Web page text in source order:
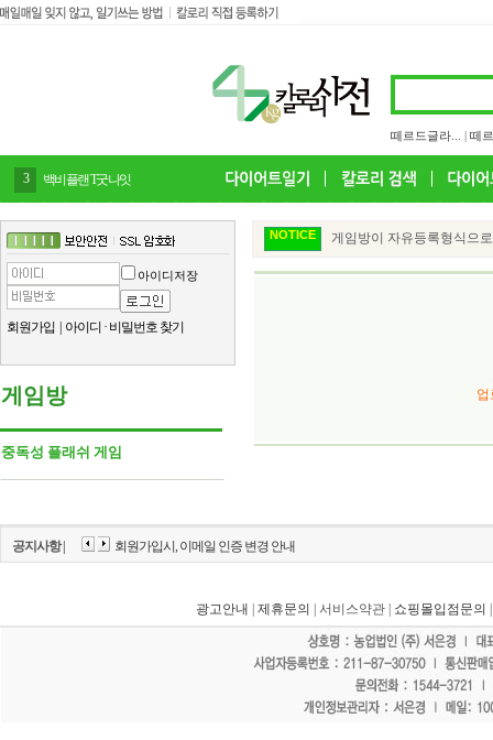
떼르드글라... 떼
4 감말랭이
아이디저장
회원가입 아이디 · 비밀번호 찾기
게임방
중독성 플래쉬 게임
NOTICE 게임방이 자유등록형식으
업
공지사항 | 회원가입시, 이메일 인증 변경 안내
광고안내 제휴문의 | 서비스약관 | 쇼핑몰입점문의
"홈페이지 모든 게시물에